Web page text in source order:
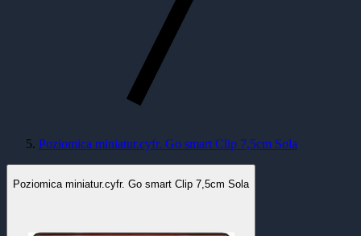
Poziomica miniatur.cyfr. Go smart Clip 7,5cm Sola
Poziomica miniatur.cyfr. Go smart Clip 7,5cm Sola